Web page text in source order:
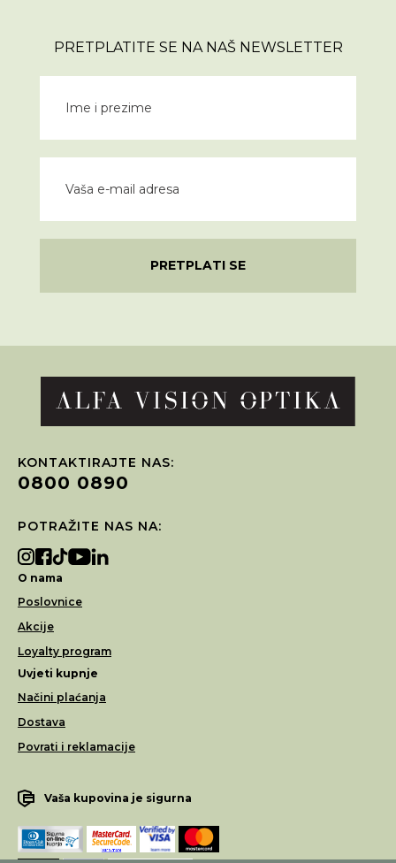
PRETPLATITE SE NA NAŠ NEWSLETTER
PRETPLATI SE
KONTAKTIRAJTE NAS:
0800 0890
POTRAŽITE NAS NA:
O nama
Poslovnice
Akcije
Loyalty program
Uvjeti kupnje
Načini plaćanja
Dostava
Povrati i reklamacije
Vaša kupovina je sigurna